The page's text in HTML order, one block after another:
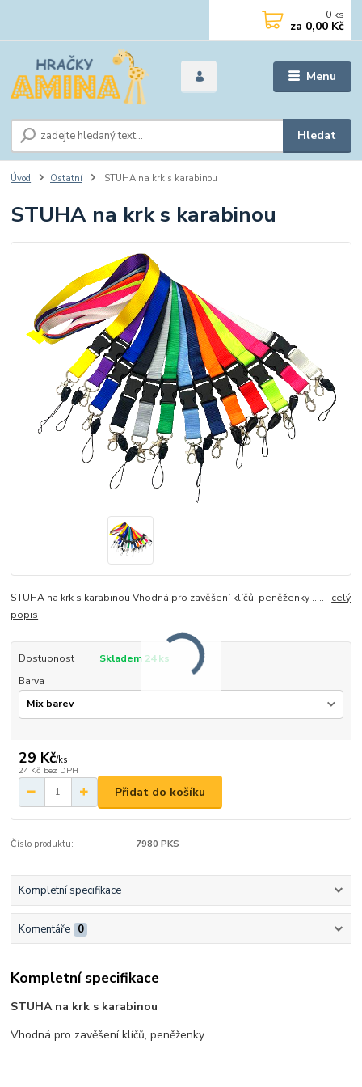
Menu
Hledat
0 ks
za 0,00 Kč
Úvod Ostatní STUHA na krk s karabinou
STUHA na krk s karabinou
STUHA na krk s karabinou Vhodná pro zavěšení klíčů, peněženky ..... celý
popis
Dostupnost
Skladem 24 ks
Barva
29 Kč/ks
24 Kč bez DPH
Přidat do košíku
Číslo produktu: 7980 PKS
Kompletní specifikace
Komentáře 0
Kompletní specifikace
STUHA na krk s karabinou
Vhodná pro zavěšení klíčů, peněženky .....